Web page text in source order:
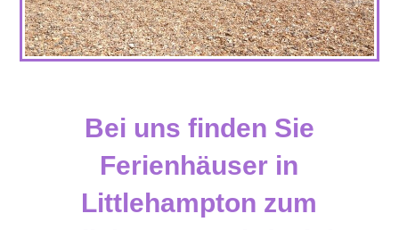
Bei uns finden Sie
Ferienhäuser in
Littlehampton zum